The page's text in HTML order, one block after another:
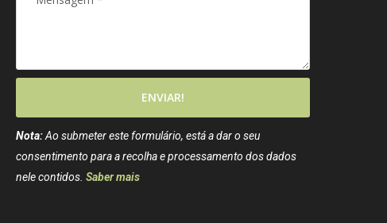
ENVIAR!
Nota:Ao submeter este formulário, está a dar o seu
consentimento para a recolha e processamento dos dados
nele contidos. Saber mais